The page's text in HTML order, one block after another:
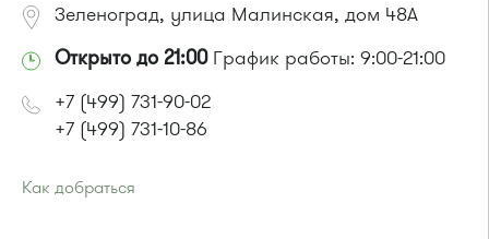
Зеленоград, улица Малинская, дом 48А
Открыто до 21:00График работы: 9:00-21:00
+7 (499) 731-90-02
+7 (499) 731-10-86
Как добраться